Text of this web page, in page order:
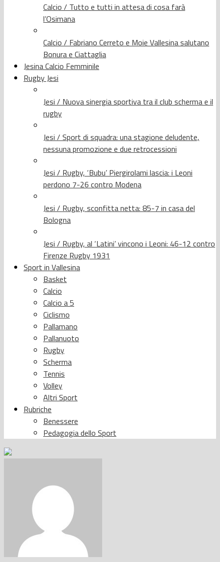
Calcio / Tutto e tutti in attesa di cosa farà
l’Osimana
Calcio / Fabriano Cerreto e Moie Vallesina salutano
Bonura e Ciattaglia
Jesina Calcio Femminile
Rugby Jesi
Jesi / Nuova sinergia sportiva tra il club scherma e il
rugby
Jesi / Sport di squadra: una stagione deludente,
nessuna promozione e due retrocessioni
Jesi / Rugby, ‘Bubu’ Piergirolami lascia: i Leoni
perdono 7-26 contro Modena
Jesi / Rugby, sconfitta netta: 85-7 in casa del
Bologna
Jesi / Rugby, al ‘Latini’ vincono i Leoni: 46-12 contro
Firenze Rugby 1931
Sport in Vallesina
Basket
Calcio
Calcio a 5
Ciclismo
Pallamano
Pallanuoto
Rugby
Scherma
Tennis
Volley
Altri Sport
Rubriche
Benessere
Pedagogia dello Sport